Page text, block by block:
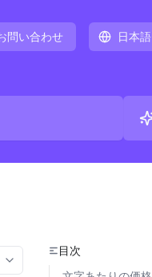
問い合わせ 日本語
More options
目次